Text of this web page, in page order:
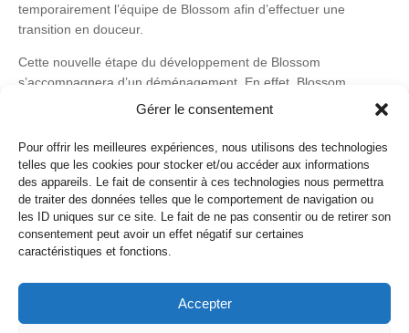
Gérer le consentement
Pour offrir les meilleures expériences, nous utilisons des technologies
telles que les cookies pour stocker et/ou accéder aux informations
des appareils. Le fait de consentir à ces technologies nous permettra
de traiter des données telles que le comportement de navigation ou
les ID uniques sur ce site. Le fait de ne pas consentir ou de retirer son
consentement peut avoir un effet négatif sur certaines
caractéristiques et fonctions.
Accepter
temporairement l’équipe de Blossom afin d’effectuer une
transition en douceur.
Cette nouvelle étape du développement de Blossom
s’accompagnera d’un déménagement. En effet, Blossom
quittera les bureaux qu’elle occupe depuis 6 ans à l’Espace
l’ancienne usine de la SIP, au cœur du quartier des Bains.
Politique de cookies